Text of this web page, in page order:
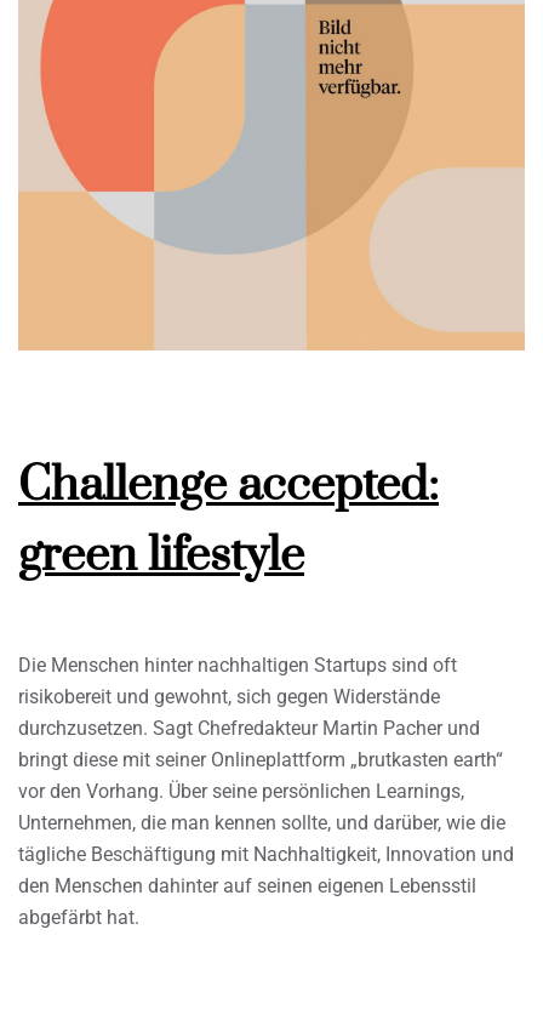
Challenge accepted:
green lifestyle
Die Menschen hinter nachhaltigen Startups sind oft
risikobereit und gewohnt, sich gegen Widerstände
durchzusetzen. Sagt Chefredakteur Martin Pacher und
bringt diese mit seiner Onlineplattform „brutkasten earth“
vor den Vorhang. Über seine persönlichen Learnings,
Unternehmen, die man kennen sollte, und darüber, wie die
tägliche Beschäftigung mit Nachhaltigkeit, Innovation und
den Menschen dahinter auf seinen eigenen Lebensstil
abgefärbt hat.